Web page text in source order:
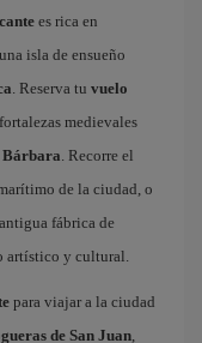
es rica en
isla de ensueño
. Reserva tu vuelo
medievales
Bárbara. Recorre el
de la ciudad, o
fábrica de
artístico y cultural.
para viajar a la ciudad
de San Juan,